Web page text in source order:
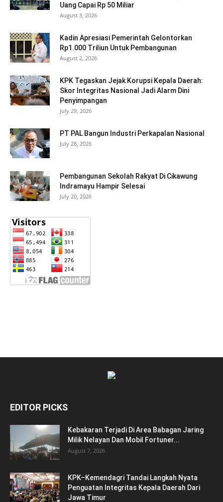
Uang Capai Rp 50 Miliar
August 3, 2026
Kadin Apresiasi Pemerintah Gelontorkan
Rp1.000 Triliun Untuk Pembangunan
August 2, 2026
KPK Tegaskan Jejak Korupsi Kepala Daerah:
Skor Integritas Nasional Jadi Alarm Dini
Penyimpangan
July 29, 2026
PT PAL Bangun Industri Perkapalan Nasional
July 28, 2026
Pembangunan Sekolah Rakyat Di Cikawung
Indramayu Hampir Selesai
July 20, 2026
EDITOR PICKS
Kebakaran Terjadi Di Area Babagan Jaring
Milik Nelayan Dan Mobil Fortuner...
August 7, 2026
KPK–Kemendagri Tandai Langkah Nyata
Penguatan Integritas Kepala Daerah Dari
Jawa Timur